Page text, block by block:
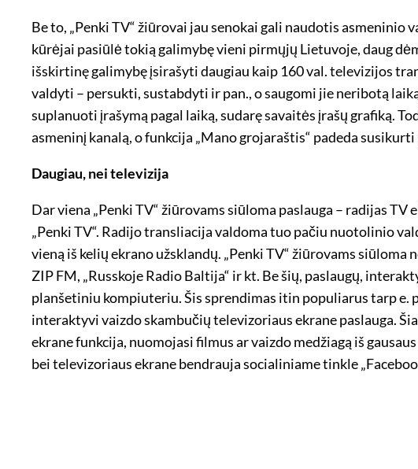
Be to, „Penki TV“ žiūrovai jau senokai gali naudotis
kūrėjai pasiūlė tokią galimybę vieni pirmųjų Lietuvoje, daug
išskirtinę galimybę įsirašyti daugiau kaip 160 val. televizijos
valdyti – persukti, sustabdyti ir pan., o saugomi jie neribotą
suplanuoti įrašymą pagal laiką, sudarę savaitės įrašų grafiką.
asmeninį kanalą, o funkcija „Mano grojaraštis“ padeda
Daugiau, nei televizija
Dar viena „Penki TV“ žiūrovams siūloma paslauga – radijas
„Penki TV“. Radijo transliacija valdoma tuo pačiu nuotolinio
vieną iš kelių ekrano užsklandų. „Penki TV“ žiūrovams siūloma
ZIP FM, „Russkoje Radio Baltija“ ir kt. Be šių, paslaugų,
planšetiniu kompiuteriu. Šis sprendimas itin populiarus tarp e.
interaktyvi vaizdo skambučių televizoriaus ekrane paslauga.
ekrane funkcija, nuomojasi filmus ar vaizdo medžiagą iš
bei televizoriaus ekrane bendrauja socialiniame tinkle